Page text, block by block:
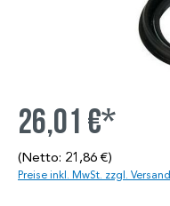
26,01 €*
(Netto: 21,86 €)
Preise inkl. MwSt. zzgl.